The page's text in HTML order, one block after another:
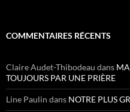
COMMENTAIRES RÉCENTS
Claire Audet-Thibodeau dans
TOUJOURS PAR UNE PRIÈRE
Line Paulin dans NOTRE PLUS